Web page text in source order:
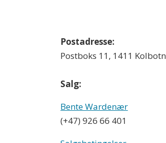
Postadresse:
Postboks 11, 1411 Kolbotn
Salg:
Bente Wardenær
(+47) 926 66 401